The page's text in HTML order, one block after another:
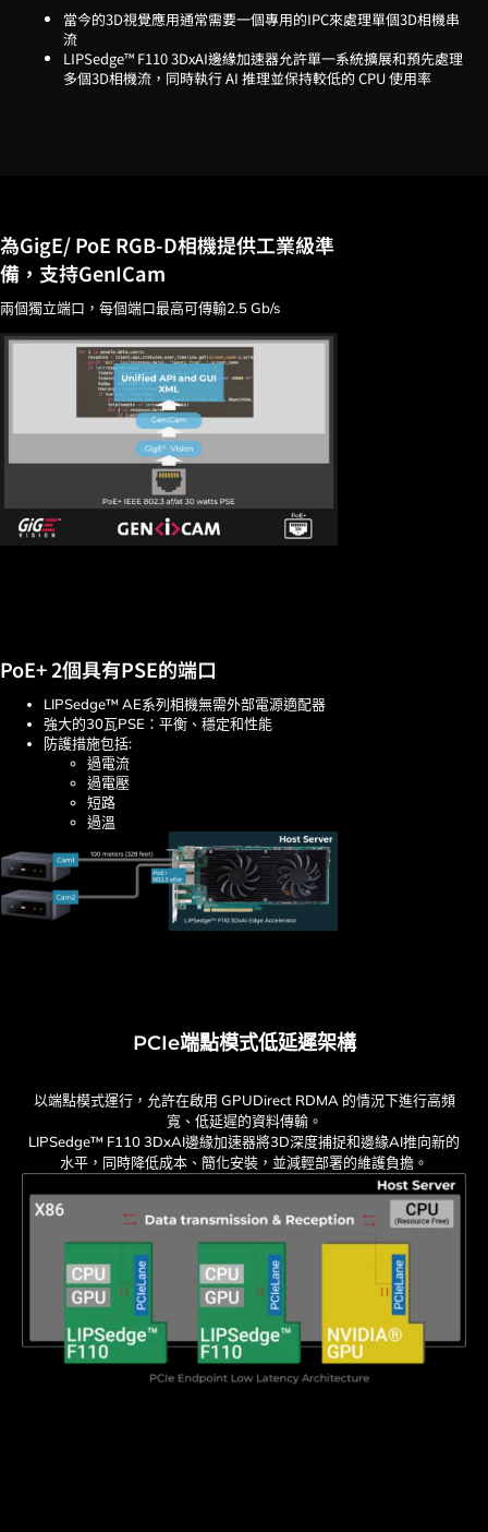
當今的3D視覺應用通常需要一個專用的IPC來處理單個3D相機串
流
LIPSedge™ F110 3DxAI邊緣加速器允許單一系統擴展和預先處理
多個3D相機流，同時執行 AI 推理並保持較低的 CPU 使用率
為GigE/ PoE RGB-D相機提供工業級準
備，支持GenICam
兩個獨立端口，每個端口最高可傳輸2.5 Gb/s
PoE+ 2個具有PSE的端口
LIPSedge™ AE系列相機無需外部電源適配器
強大的30瓦PSE：平衡、穩定和性能
防護措施包括:
過電流
過電壓
短路
過溫
PCIe端點模式低延遲架構
以端點模式運行，允許在啟用 GPUDirect RDMA 的情況下進行高頻
寬、低延遲的資料傳輸。
LIPSedge™ F110 3DxAI邊緣加速器將3D深度捕捉和邊緣AI推向新的
水平，同時降低成本、簡化安裝，並減輕部署的維護負擔。